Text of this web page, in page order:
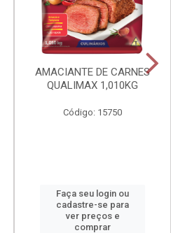
AMACIANTE DE CARNES
QUALIMAX 1,010KG
Código: 15750
Faça seu login ou
cadastre-se para
ver preços e
comprar